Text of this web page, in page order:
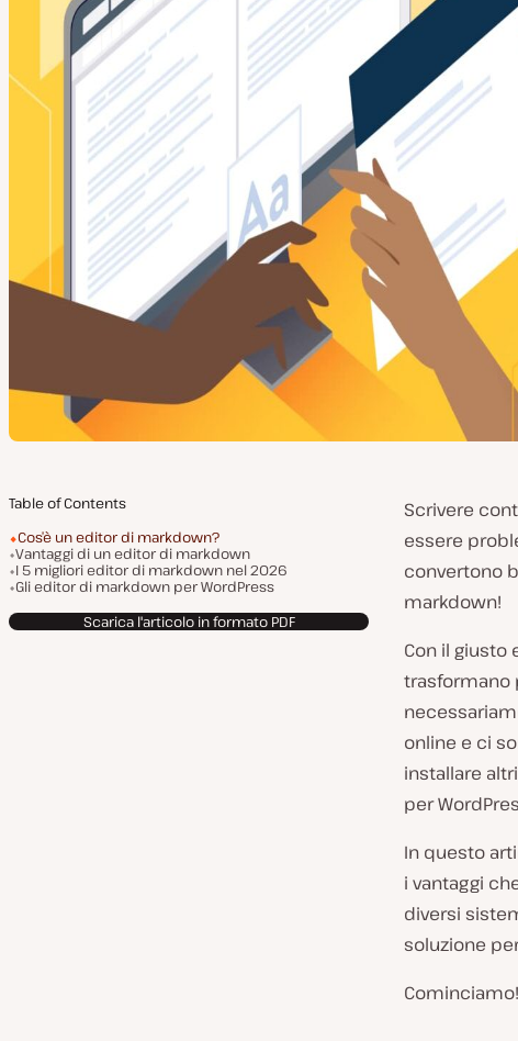
Table of Contents
Cos’è un editor di markdown?
Vantaggi di un editor di markdown
I 5 migliori editor di markdown nel 2026
Gli editor di markdown per WordPress
Scarica l'articolo in formato PDF
Scrivere
essere
convertono
markdown!
Con il
trasformano
online e ci
installare
per
In questo
i vantaggi
diversi
soluzione
Cominciamo!